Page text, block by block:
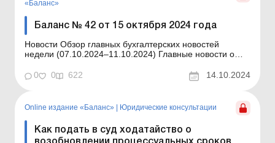
«Баланс»
Баланс № 42 от 15 октября 2024 года
Новости Обзор главных бухгалтерских новостей
недели (07.10.2024–11.10.2024) Главные новости о
обновляется ежедневно Содержание номера
сроков&nbs...
0 0 622 14.10.2024
Online издание «Баланс» | Юридические консультации
Как подать в суд ходатайство о